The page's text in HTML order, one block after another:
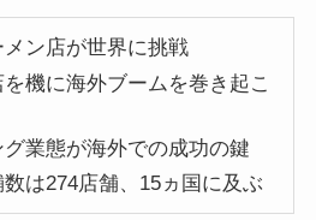
ン店が世界に挑戦
機に海外ブームを巻き起こ
業態が海外での成功の鍵
は274店舗、15ヵ国に及ぶ